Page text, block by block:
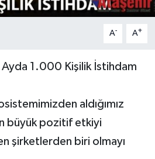
A- A+
Ayda 1.000 Kişilik İstihdam
aldığımız
büyük pozitif etkiyi
şirketlerden biri olmayı